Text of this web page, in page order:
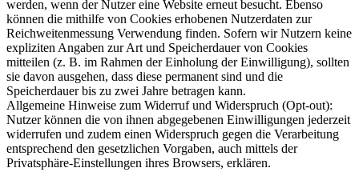
werden, wenn der Nutzer eine Website erneut besucht. Ebenso
können die mithilfe von Cookies erhobenen Nutzerdaten zur
Reichweitenmessung Verwendung finden. Sofern wir Nutzern keine
expliziten Angaben zur Art und Speicherdauer von Cookies
mitteilen (z. B. im Rahmen der Einholung der Einwilligung), sollten
sie davon ausgehen, dass diese permanent sind und die
Speicherdauer bis zu zwei Jahre betragen kann.
Allgemeine Hinweise zum Widerruf und Widerspruch (Opt-out):
Nutzer können die von ihnen abgegebenen Einwilligungen jederzeit
widerrufen und zudem einen Widerspruch gegen die Verarbeitung
entsprechend den gesetzlichen Vorgaben, auch mittels der
Privatsphäre-Einstellungen ihres Browsers, erklären.